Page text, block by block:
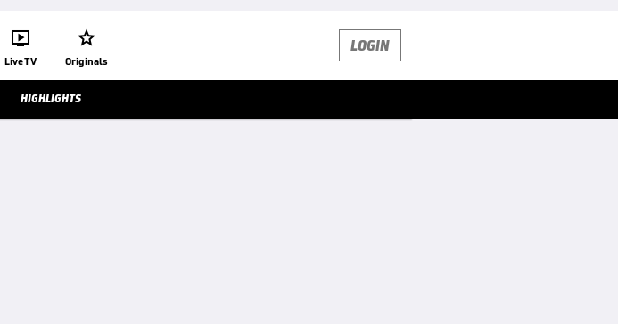

Live TV

Originals
LOGIN
HIGHLIGHTS